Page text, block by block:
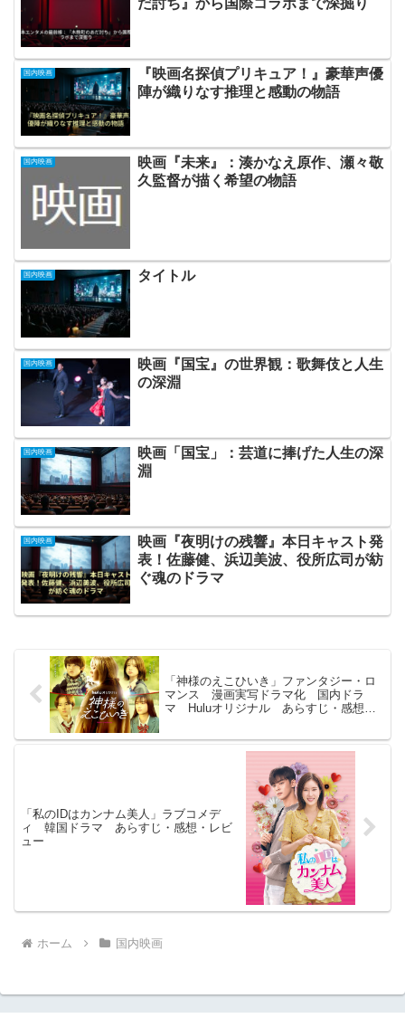
だ討ち』から国際コラボまで深掘り
国内映画
『映画名探偵プリキュア！』豪華声優
陣が織りなす推理と感動の物語
国内映画
映画『未来』：湊かなえ原作、瀬々敬
久監督が描く希望の物語
国内映画 タイトル
国内映画
映画『国宝』の世界観：歌舞伎と人生
の深淵
国内映画
映画「国宝」：芸道に捧げた人生の深
淵
国内映画
映画『夜明けの残響』本日キャスト発
表！佐藤健、浜辺美波、役所広司が紡
ぐ魂のドラマ
「神様のえこひいき」ファンタジー・ロ
マンス 漫画実写ドラマ化 国内ドラ
マ Huluオリジナル あらすじ・感想・
「私のIDはカンナム美人」ラブコメデ
ィ 韓国ドラマ あらすじ・感想・レビ
ュー
ホーム 国内映画